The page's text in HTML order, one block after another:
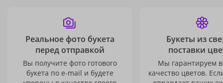
Реальное фото букета
перед отправкой
Вы получите фото готового
букета по e-mail и будете
Букеты из
поставки
Мы гарантируем
качество цветов.